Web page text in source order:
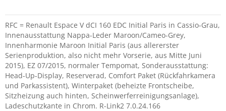
RFC = Renault Espace V dCI 160 EDC Initial Paris in Cassio-Grau,
Innenausstattung Nappa-Leder Maroon/Cameo-Grey,
Innenharmonie Maroon Initial Paris (aus allererster
Serienproduktion, also nicht mehr Vorserie, aus Mitte Juni
2015), EZ 07/2015, normaler Tempomat, Sonderausstattung:
Head-Up-Display, Reserverad, Comfort Paket (Rückfahrkamera
und Parkassistent), Winterpaket (beheizte Frontscheibe,
Sitzheizung auch hinten, Scheinwerferreinigungsanlage),
Ladeschutzkante in Chrom. R-Link2 7.0.24.166